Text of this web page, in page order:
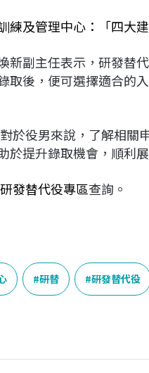
練及管理中心：「四大
新副主任表示，研發替
取後，便可選擇適合的
於役男來說，了解相關
於提升錄取機會，順利
發替代役專區查詢。
研替 研發替代役